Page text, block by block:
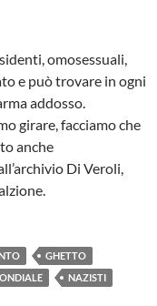
omosessuali,
e può trovare in ogni
addosso.
girare, facciamo che
anche
Di Veroli,
GHETTO
NAZISTI